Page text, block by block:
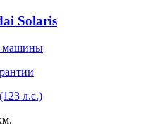
Solaris
л.с.)